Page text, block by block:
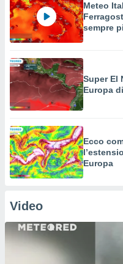
Meteo
sempre
Super El
Europa
Ecco
Europa
Video